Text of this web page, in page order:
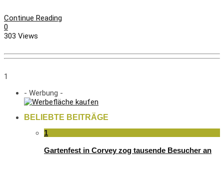
Continue Reading
0
303 Views
1
- Werbung -
BELIEBTE BEITRÄGE
1
Gartenfest in Corvey zog tausende Besucher an